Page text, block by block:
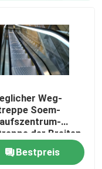
Weg-
Soem-
der Breiten-
mit Balustrade
Bestpreis